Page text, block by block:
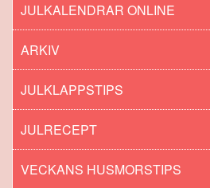
JULKALENDRAR ONLINE
ARKIV
JULKLAPPSTIPS
JULRECEPT
VECKANS HUSMORSTIPS